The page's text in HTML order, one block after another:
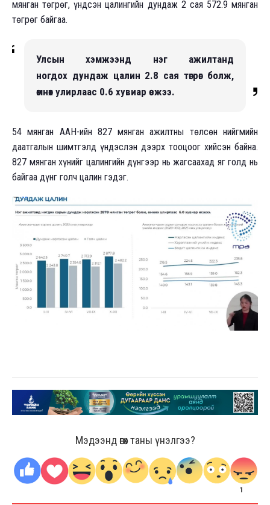
мянган төгрөг, үндсэн цалингийн дундаж 2 сая 572.9 мянган
төгрөг байгаа.
Улсын хэмжээнд нэг ажилтанд
ногдох дундаж цалин 2.8 сая төгрөг болж,
өмнөх улирлаас 0.6 хувиар өсжээ.
54 мянган ААН-ийн 827 мянган ажилтны төлсөн нийгмийн
даатгалын шимтгэлд үндэслэн дээрх тооцоог хийсэн байна.
827 мянган хүнийг цалингийн дүнгээр нь жагсаахад яг голд нь
байгаа дүнг голч цалин гэдэг.
Мэдээнд өгөх таны үнэлгээ?
1